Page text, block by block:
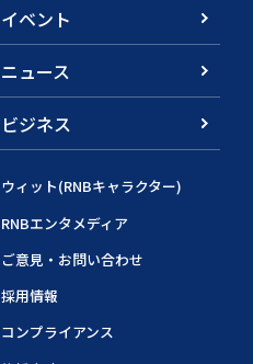
イベント
ニュース
ビジネス
ウィット(RNBキャラクター)
RNBエンタメディア
ご意見・お問い合わせ
採用情報
コンプライアンス